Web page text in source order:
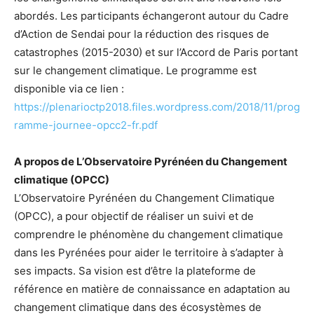
abordés. Les participants échangeront autour du Cadre
d’Action de Sendai pour la réduction des risques de
catastrophes (2015-2030) et sur l’Accord de Paris portant
sur le changement climatique. Le programme est
disponible via ce lien :
https://plenarioctp2018.files.wordpress.com/2018/11/prog
ramme-journee-opcc2-fr.pdf
A propos de L’Observatoire Pyrénéen du Changement
climatique (OPCC)
L’Observatoire Pyrénéen du Changement Climatique
(OPCC), a pour objectif de réaliser un suivi et de
comprendre le phénomène du changement climatique
dans les Pyrénées pour aider le territoire à s’adapter à
ses impacts. Sa vision est d’être la plateforme de
référence en matière de connaissance en adaptation au
changement climatique dans des écosystèmes de